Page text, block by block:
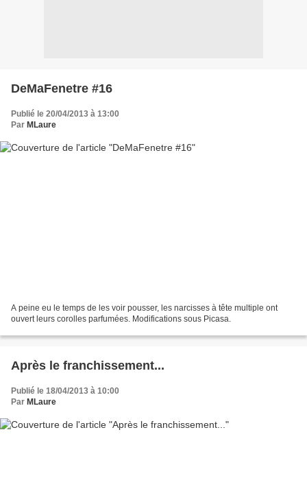
DeMaFenetre #16
Publié le 20/04/2013 à 13:00
Par MLaure
A peine eu le temps de les voir pousser, les narcisses à tête multiple ont
ouvert leurs corolles parfumées. Modifications sous Picasa.
Après le franchissement...
Publié le 18/04/2013 à 10:00
Par MLaure